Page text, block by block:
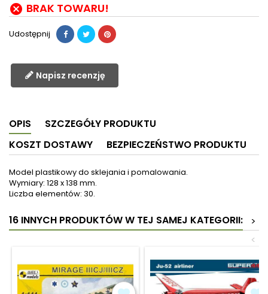
 BRAK TOWARU!
Udostępnij
Napisz recenzję
OPIS
SZCZEGÓŁY PRODUKTU
KOSZT DOSTAWY
BEZPIECZEŃSTWO PRODUKTU
Model plastikowy do sklejania i pomalowania.
Wymiary: 128 x 138 mm.
Liczba elementów: 30.
16 INNYCH PRODUKTÓW W TEJ SAMEJ KATEGORII:
>
<